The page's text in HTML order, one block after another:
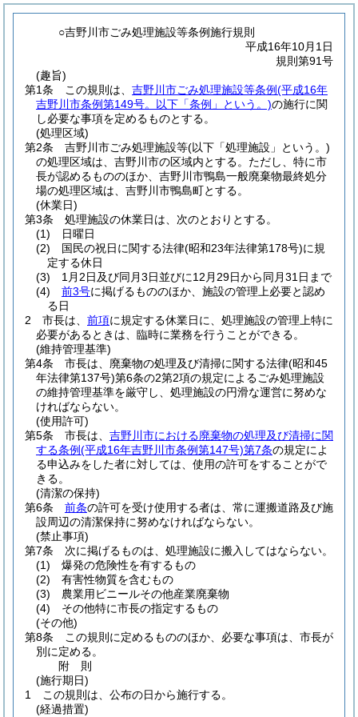
○吉野川市ごみ処理施設等条例施行規則
平成16年10月1日
規則第91号
(趣旨)
第1条
この規則は、 吉野川市ごみ処理施設等条例(平成16年
吉野川市条例第149号。以下「条例」という。)の施行に関
し必要な事項を定めるものとする。
(処理区域)
第2条
吉野川市ごみ処理施設等(以下「処理施設」という。)
の処理区域は、吉野川市の区域内とする。 ただし、特に市
長が認めるもののほか、吉野川市鴨島一般廃棄物最終処分
場の処理区域は、吉野川市鴨島町とする。
(休業日)
第3条
処理施設の休業日は、次のとおりとする。
(1)
日曜日
(2)
国民の祝日に関する法律(昭和23年法律第178号)に規
定する休日
(3)
1月2日及び同月3日並びに12月29日から同月31日まで
(4)
前3号に掲げるもののほか、施設の管理上必要と認め
る日
2
市長は、 前項に規定する休業日に、処理施設の管理上特に
必要があるときは、臨時に業務を行うことができる。
(維持管理基準)
第4条
市長は、廃棄物の処理及び清掃に関する法律(昭和45
年法律第137号)第6条の2第2項の規定によるごみ処理施設
の維持管理基準を厳守し、処理施設の円滑な運営に努めな
ければならない。
(使用許可)
第5条
市長は、 吉野川市における廃棄物の処理及び清掃に関
する条例(平成16年吉野川市条例第147号)第7条の規定によ
る申込みをした者に対しては、使用の許可をすることがで
きる。
(清潔の保持)
第6条
前条の許可を受け使用する者は、常に運搬道路及び施
設周辺の清潔保持に努めなければならない。
(禁止事項)
第7条
次に掲げるものは、処理施設に搬入してはならない。
(1)
爆発の危険性を有するもの
(2)
有害性物質を含むもの
(3)
農業用ビニールその他産業廃棄物
(4)
その他特に市長の指定するもの
(その他)
第8条
この規則に定めるもののほか、必要な事項は、市長が
別に定める。
附 則
(施行期日)
1
この規則は、公布の日から施行する。
(経過措置)